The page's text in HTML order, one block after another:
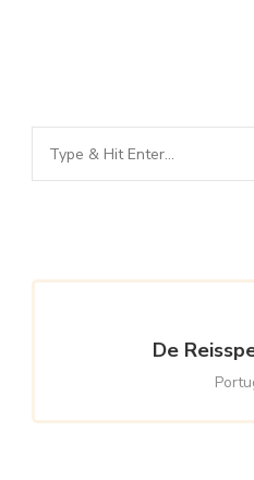
Looking
for
De